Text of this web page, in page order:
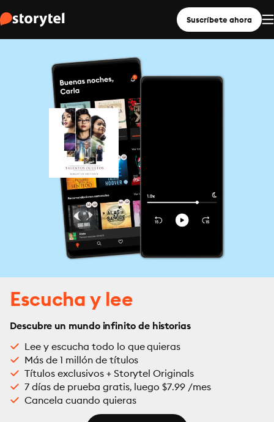
Suscríbete ahora
Escucha y lee
Descubre un mundo infinito de historias
Lee y escucha todo lo que quieras
Más de 1 millón de títulos
Títulos exclusivos + Storytel Originals
7 días de prueba gratis, luego $7.99 /mes
Cancela cuando quieras